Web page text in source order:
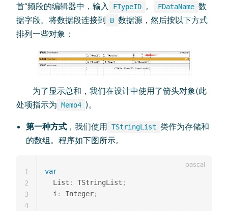
首”频段的编辑器中，输入
FTypeID 。 FDataName 数
据字段。将数据段连接到
B 数据源，然后按以下方式
排列一些对象：
为了显示总和，我们在设计中使用了箭头对象(此
处项指示为 Memo4 )。
第一种方式 ，我们使用 TStringList 类作为存储和
的数组。程序如下图所示。
var
  List
: TStringList ;
  i
: Integer;
1
2
3
4